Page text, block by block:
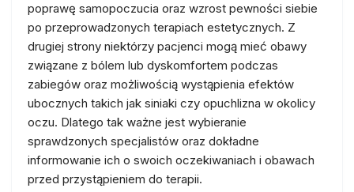
poprawę samopoczucia oraz wzrost pewności siebie
po przeprowadzonych terapiach estetycznych. Z
drugiej strony niektórzy pacjenci mogą mieć obawy
związane z bólem lub dyskomfortem podczas
zabiegów oraz możliwością wystąpienia efektów
ubocznych takich jak siniaki czy opuchlizna w okolicy
oczu. Dlatego tak ważne jest wybieranie
sprawdzonych specjalistów oraz dokładne
informowanie ich o swoich oczekiwaniach i obawach
przed przystąpieniem do terapii.